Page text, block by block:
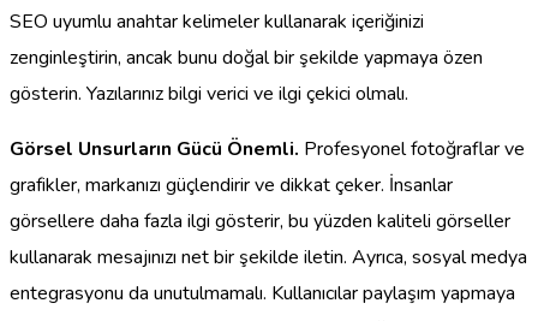
SEO uyumlu anahtar kelimeler kullanarak içeriğinizi
zenginleştirin, ancak bunu doğal bir şekilde yapmaya özen
gösterin. Yazılarınız bilgi verici ve ilgi çekici olmalı.
Görsel Unsurların Gücü Önemli. Profesyonel fotoğraflar ve
grafikler, markanızı güçlendirir ve dikkat çeker. İnsanlar
görsellere daha fazla ilgi gösterir, bu yüzden kaliteli görseller
kullanarak mesajınızı net bir şekilde iletin. Ayrıca, sosyal medya
entegrasyonu da unutulmamalı. Kullanıcılar paylaşım yapmaya